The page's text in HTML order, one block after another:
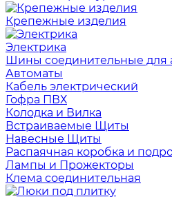
Крепежные изделия
Электрика
Шины соединительные для
Автоматы
Кабель электрический
Гофра ПВХ
Колодка и Вилка
Встраиваемые Щиты
Навесные Щиты
Распаячная коробка и
Лампы и Прожекторы
Клема соединительная